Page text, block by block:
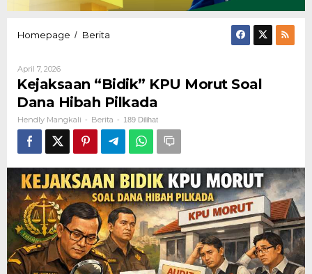
Homepage / Berita
Soal
Dana
Hibah
Pilkada
April 7, 2026Oleh
Mangkali
Kejaksaan “Bidik” KPU Morut Soal
Dana Hibah Pilkada
Hendly Mangkali - Berita - 189 Dilihat